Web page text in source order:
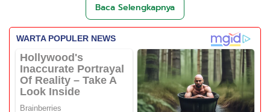
Baca Selengkapnya